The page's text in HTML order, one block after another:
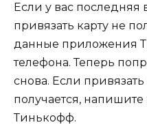
Если у вас
привязать карту не
данные приложения
телефона. Теперь
снова. Если
получается,
Тинькофф.